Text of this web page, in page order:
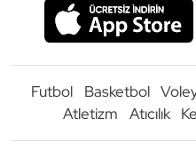
Futbol Basketbol
Atletizm
Atıcılık